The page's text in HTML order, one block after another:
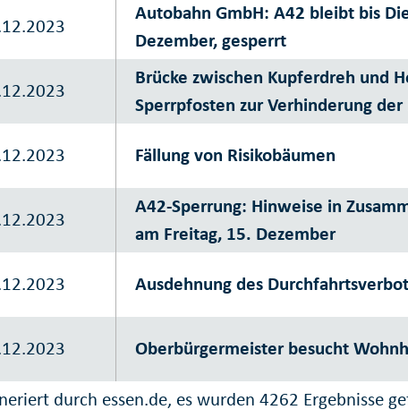
durch essen.de, es wurden 4262 Ergebnisse
Autobahn GmbH: A42 bleibt bis
Dezember, gesperrt
Brücke zwischen Kupferdreh und
Sperrpfosten zur Verhinderung
Fällung von Risikobäumen
A42-Sperrung: Hinweise in
am Freitag, 15. Dezember
Ausdehnung des
Oberbürgermeister besucht